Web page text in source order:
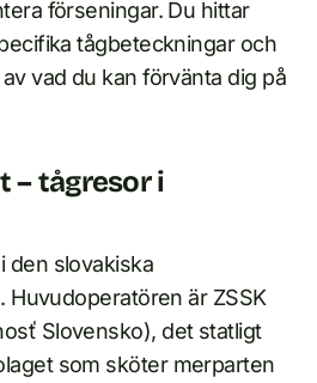
förseningar. Du hittar
tågbeteckningar och
vad du kan förvänta dig på
– tågresor i
den slovakiska
Huvudoperatören är ZSSK
Slovensko), det statligt
som sköter merparten